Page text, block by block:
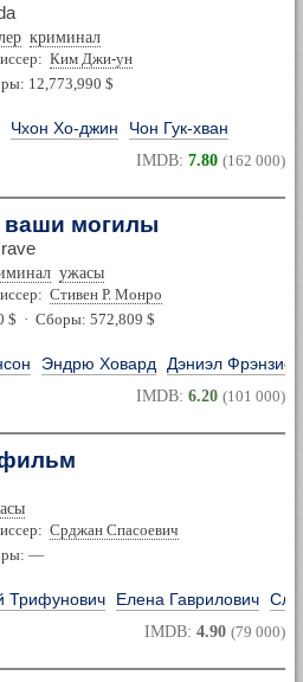
криминал
Ким Джи-ун
12,773,990 $
Чхон Хо-джин Чон Гук-хван
IMDB: 7.80 (162 000)
могилы
ужасы
Стивен Р. Монро
$ · Сборы: 572,809 $
Эндрю Ховард Дэниэл Фрэнзиси
IMDB: 6.20 (101 000)
Срджан Спасоевич
—
Трифунович Елена Гаврилович
IMDB: 4.90 (79 000)